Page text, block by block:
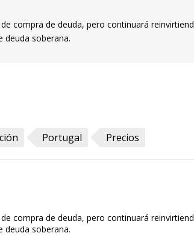
compra de deuda, pero continuará
deuda soberana.
Portugal Precios
compra de deuda, pero continuará
deuda soberana.